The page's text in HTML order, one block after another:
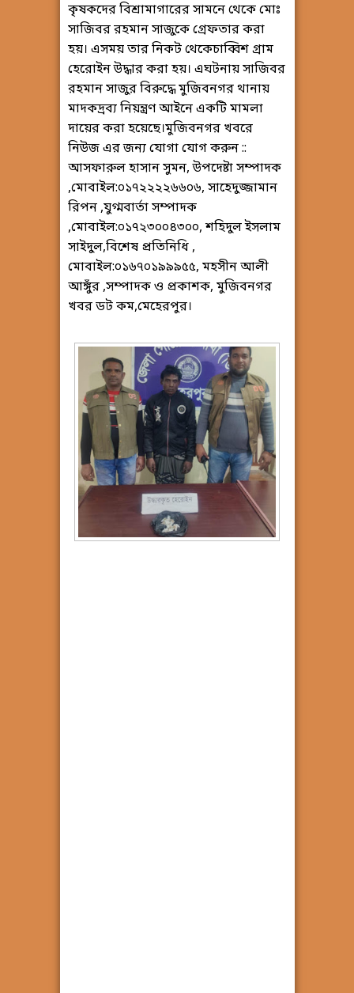
কৃষকদের বিশ্রামাগারের সামনে থেকে মোঃ
সাজিবর রহমান সাজুকে গ্রেফতার করা
হয়। এসময় তার নিকট থেকেচাব্বিশ গ্রাম
হেরোইন উদ্ধার করা হয়। এঘটনায় সাজিবর
রহমান সাজুর বিরুদ্ধে মুজিবনগর থানায়
মাদকদ্রব্য নিয়ন্ত্রণ আইনে একটি মামলা
দায়ের করা হয়েছে।মুজিবনগর খবরে
নিউজ এর জন্য যোগা যোগ করুন ::
আসফারুল হাসান সুমন, উপদেষ্টা সম্পাদক
,মোবাইল:০১৭২২২২৬৬০৬, সাহেদুজ্জামান
রিপন ,যুগ্মবার্তা সম্পাদক
,মোবাইল:০১৭২৩০০৪৩০০, শহিদুল ইসলাম
সাইদুল,বিশেষ প্রতিনিধি ,
মোবাইল:০১৬৭০১৯৯৯৫৫, মহসীন আলী
আঙ্গুঁর ,সম্পাদক ও প্রকাশক, মুজিবনগর
খবর ডট কম,মেহেরপুর।